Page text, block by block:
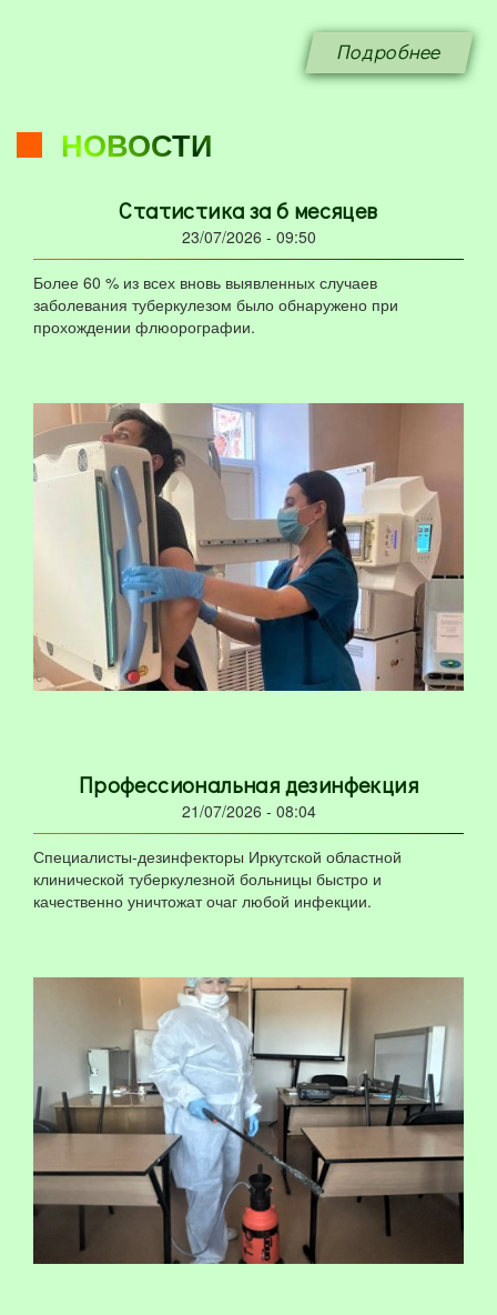
Подробнее
НОВОСТИ
Статистика за 6 месяцев
23/07/2026 - 09:50
Более 60 % из всех вновь выявленных случаев
заболевания туберкулезом было обнаружено при
прохождении флюорографии.
Профессиональная дезинфекция
21/07/2026 - 08:04
Специалисты-дезинфекторы Иркутской областной
клинической туберкулезной больницы быстро и
качественно уничтожат очаг любой инфекции.